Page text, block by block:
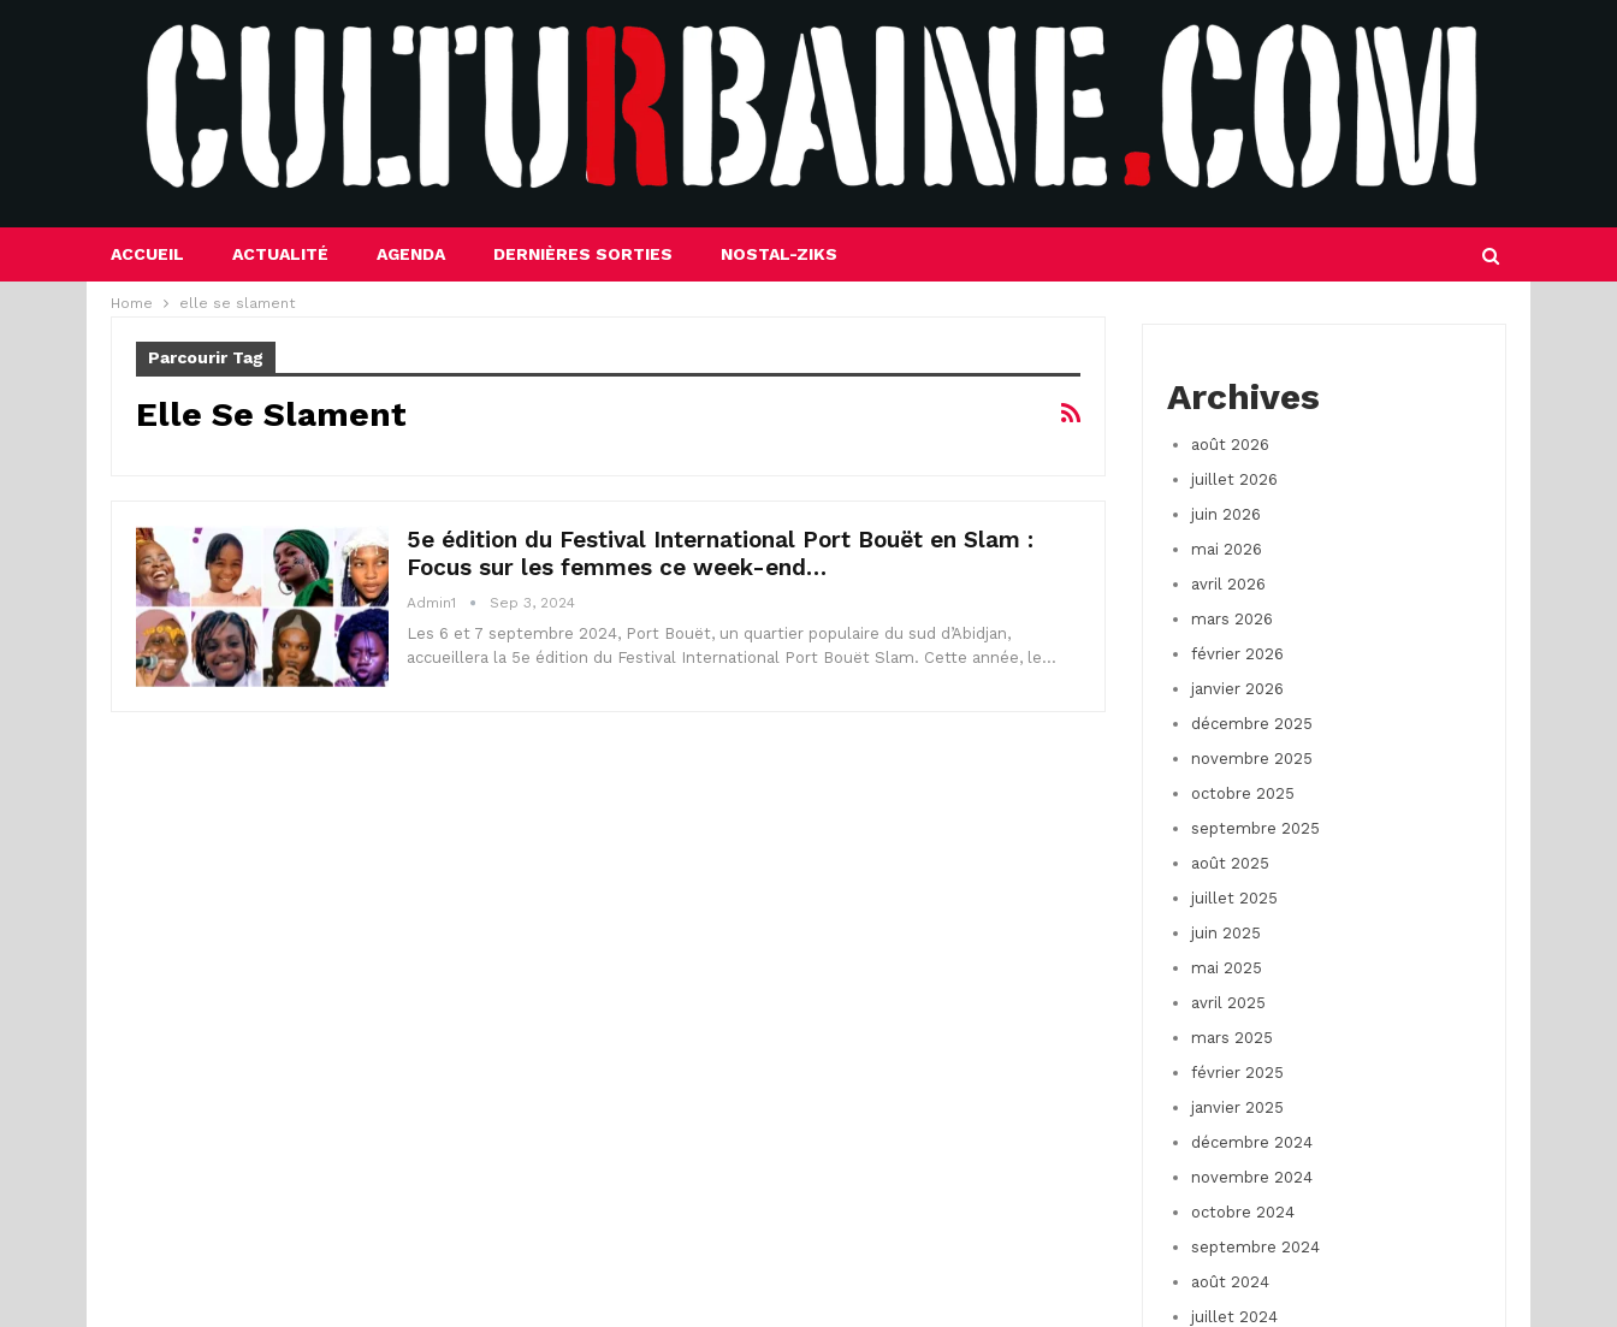
ACCUEIL ACTUALITÉ AGENDA DERNIÈRES SORTIES NOSTAL-ZIKS
Home elle se slament
Parcourir Tag
Elle Se Slament
5e édition du Festival International Port Bouët en Slam :
Focus sur les femmes ce week-end…
Admin1 Sep 3, 2024
Les 6 et 7 septembre 2024, Port Bouët, un quartier populaire du sud d’Abidjan,
accueillera la 5e édition du Festival International Port Bouët Slam. Cette année, le…
Archives
août 2026
juillet 2026
juin 2026
mai 2026
avril 2026
mars 2026
février 2026
janvier 2026
décembre 2025
novembre 2025
octobre 2025
septembre 2025
août 2025
juillet 2025
juin 2025
mai 2025
avril 2025
mars 2025
février 2025
janvier 2025
décembre 2024
novembre 2024
octobre 2024
septembre 2024
août 2024
juillet 2024